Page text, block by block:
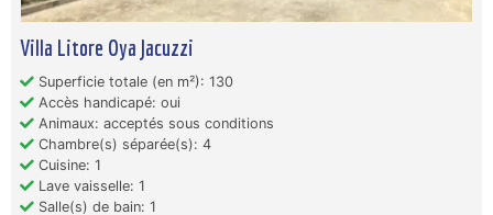
Villa Litore Oya Jacuzzi
Superficie totale (en m²): 130
Accès handicapé: oui
Animaux: acceptés sous conditions
Chambre(s) séparée(s): 4
Cuisine: 1
Lave vaisselle: 1
Salle(s) de bain: 1